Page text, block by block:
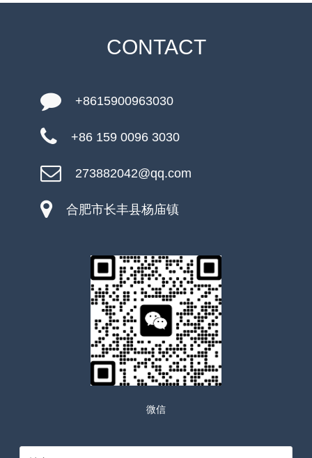
CONTACT
+8615900963030
+86 159 0096 3030
273882042@qq.com
合肥市长丰县杨庙镇
微信